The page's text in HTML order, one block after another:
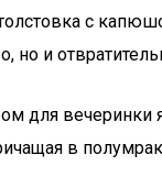
с
но и
для вечеринки
в